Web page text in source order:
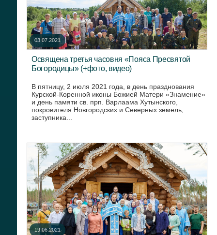
03.07.2021
Освящена третья часовня «Пояса Пресвятой
Богородицы» (+фото, видео)
В пятницу, 2 июля 2021 года, в день празднования
Курской-Коренной иконы Божией Матери «Знамение»
и день памяти св. прп. Варлаама Хутынского,
покровителя Новгородских и Северных земель,
заступника...
19.06.2021